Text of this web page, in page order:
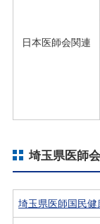
日本医師会関連
埼玉県医師
埼玉県医師国民健